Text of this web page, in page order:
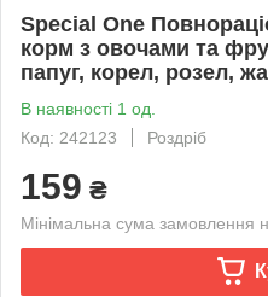
Special One
корм з овочами та
папуг, корел, розел,
В наявності 1 од.
Код: 242123
Роздріб
159 ₴
Мінімальна сума замовлення